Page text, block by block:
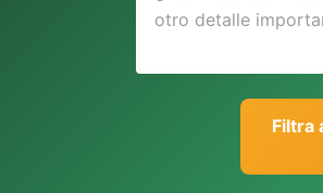
Filtra